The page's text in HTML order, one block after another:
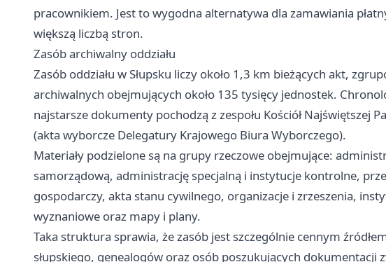
pracownikiem. Jest to wygodna alternatywa dla zamawiania
większą liczbą stron.
Zasób archiwalny oddziału
Zasób oddziału w Słupsku liczy około 1,3 km bieżących akt,
archiwalnych obejmujących około 135 tysięcy jednostek.
najstarsze dokumenty pochodzą z zespołu Kościół Najświętszej
(akta wyborcze Delegatury Krajowego Biura Wyborczego).
Materiały podzielone są na grupy rzeczowe obejmujące:
samorządową, administrację specjalną i instytucje kontrolne,
gospodarczy, akta stanu cywilnego, organizacje i zrzeszenia,
wyznaniowe oraz mapy i plany.
Taka struktura sprawia, że zasób jest szczególnie cennym
słupskiego, genealogów oraz osób poszukujących dokumentacji